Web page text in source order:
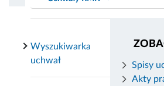
Spisy
Akty
Wyszukiwarka
uchwał